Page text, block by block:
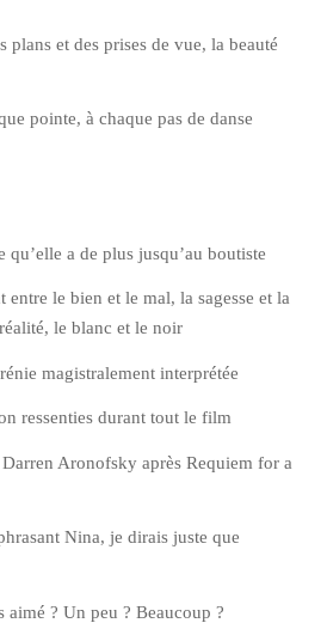
Cruz
plans et des prises de vue, la beauté
pointe, à chaque pas de danse
a de plus jusqu’au boutiste
entre le bien et le mal, la sagesse et la
le blanc et le noir
magistralement interprétée
ressenties durant tout le film
Aronofsky après Requiem for a
Nina, je dirais juste que
aimé ? Un peu ? Beaucoup ?